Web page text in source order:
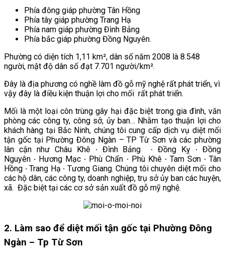
Phía đông giáp phường Tân Hồng
Phía tây giáp phường Trang Hạ
Phía nam giáp phường Đình Bảng
Phía bắc giáp phường Đồng Nguyên.
Phường có diện tích 1,11 km², dân số năm 2008 là 8.548
người, mật độ dân số đạt 7.701 người/km².
Đây là địa phương có nghề làm đồ gỗ mỹ nghệ rất phát triển, vì
vậy đây là điều kiện thuận lợi cho mối rất phát triển.
Mối là một loại côn trùng gây hại đặc biệt trong gia đình, văn
phòng các công ty, công sở, ủy ban… Nhằm tạo thuận lợi cho
khách hàng tại Bắc Ninh, chúng tôi cung cấp dịch vụ diệt mối
tận gốc tại Phường Đông Ngàn – TP Từ Sơn và các phường
lân cận như Châu Khê ·Đình Bảng · Đồng Kỵ · Đồng
Nguyên · Hương Mạc · Phù Chẩn ·Phù Khê ·Tam Sơn ·Tân
Hồng ·Trang Hạ · Tương Giang. Chúng tôi chuyên diệt mối cho
các hộ dân, các công ty, doanh nghiệp, trụ sở ủy ban các huyện,
xã. Đặc biệt tại các cơ sở sản xuất đồ gỗ mỹ nghệ.
2. Làm sao để diệt mối tận gốc tại Phường Đông
Ngàn – Tp Từ Sơn